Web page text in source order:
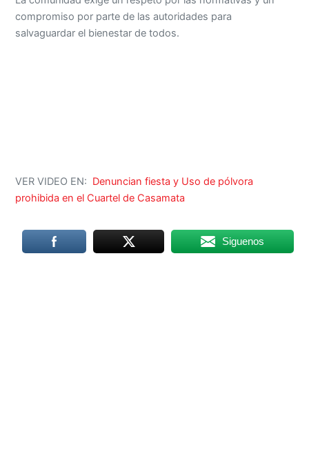
compromiso por parte de las autoridades para
salvaguardar el bienestar de todos.
VER VIDEO EN: Denuncian fiesta y Uso de pólvora
prohibida en el Cuartel de Casamata
Siguenos